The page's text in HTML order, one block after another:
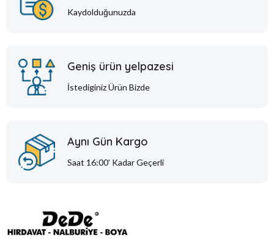
Kaydolduğunuzda
Geniş ürün yelpazesi
İstediginiz Ürün Bizde
Aynı Gün Kargo
Saat 16:00' Kadar Geçerli